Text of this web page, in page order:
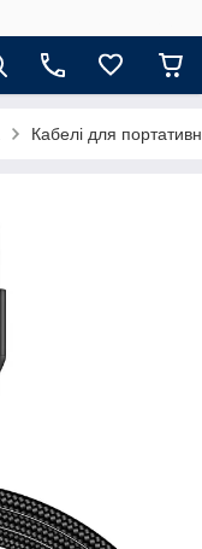
Кабелі для